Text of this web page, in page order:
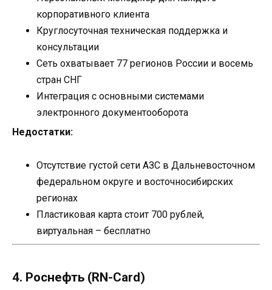
корпоративного клиента
Круглосуточная техническая поддержка и
консультации
Сеть охватывает 77 регионов России и восемь
стран СНГ
Интеграция с основными системами
электронного документооборота
Недостатки:
Отсутствие густой сети АЗС в Дальневосточном
федеральном округе и восточносибирских
регионах
Пластиковая карта стоит 700 рублей,
виртуальная – бесплатно
4. Роснефть (RN-Card)